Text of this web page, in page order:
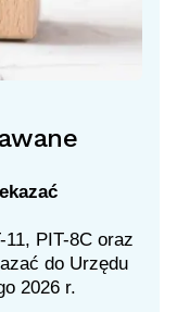
PIT-8C oraz
do Urzędu
2026 r.